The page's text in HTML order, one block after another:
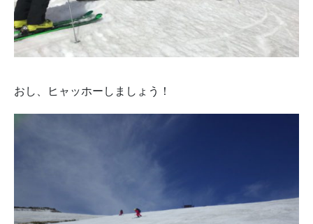
おし、ヒャッホーしましょう！